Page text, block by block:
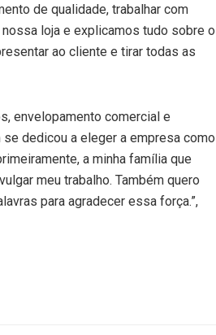
de qualidade, trabalhar com
loja e explicamos tudo sobre o
ao cliente e tirar todas as
envelopamento comercial e
dedicou a eleger a empresa como
a minha família que
meu trabalho. Também quero
para agradecer essa força.”,